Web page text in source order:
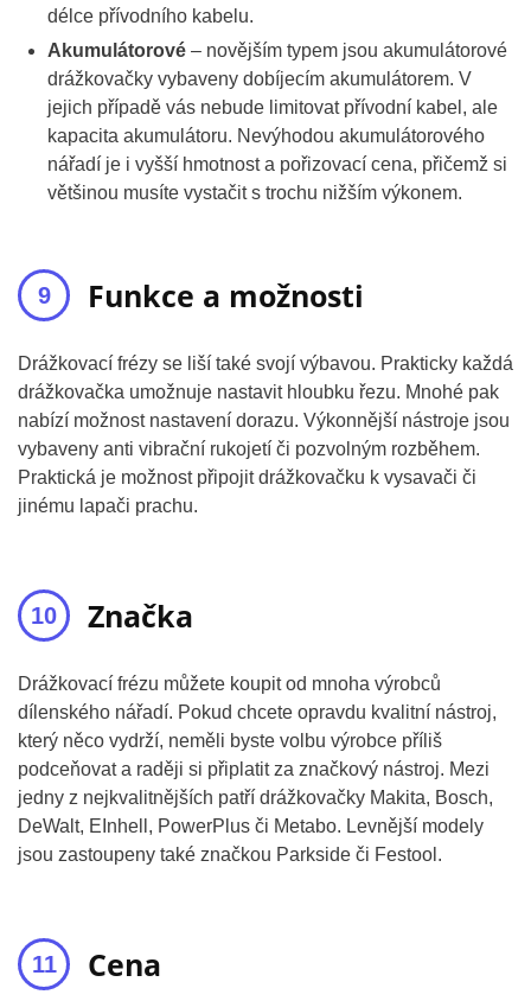
délce přívodního kabelu.
Akumulátorové – novějším typem jsou akumulátorové
drážkovačky vybaveny dobíjecím akumulátorem. V
jejich případě vás nebude limitovat přívodní kabel, ale
kapacita akumulátoru. Nevýhodou akumulátorového
nářadí je i vyšší hmotnost a pořizovací cena, přičemž si
většinou musíte vystačit s trochu nižším výkonem.
Funkce a možnosti
Drážkovací frézy se liší také svojí výbavou. Prakticky každá
drážkovačka umožnuje nastavit hloubku řezu. Mnohé pak
nabízí možnost nastavení dorazu. Výkonnější nástroje jsou
vybaveny anti vibrační rukojetí či pozvolným rozběhem.
Praktická je možnost připojit drážkovačku k vysavači či
jinému lapači prachu.
Značka
Drážkovací frézu můžete koupit od mnoha výrobců
dílenského nářadí. Pokud chcete opravdu kvalitní nástroj,
který něco vydrží, neměli byste volbu výrobce příliš
podceňovat a raději si připlatit za značkový nástroj. Mezi
jedny z nejkvalitnějších patří drážkovačky Makita, Bosch,
DeWalt, EInhell, PowerPlus či Metabo. Levnější modely
jsou zastoupeny také značkou Parkside či Festool.
Cena